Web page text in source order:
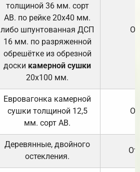
толщиной 36 мм. сорт
АВ. по рейке 20х40 мм.
либо шпунтованная ДСП
16 мм. по разряженной
обрешётке из обрезной
доски камерной сушки
20х100 мм.
Евровагонка камерной
сушки толщиной 12,5
мм. сорт АВ.
Деревянные, двойного
остекления.